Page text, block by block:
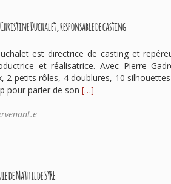
Duchalet, responsable de casting
est directrice de casting et
et réalisatrice. Avec Pierre
2 petits rôles, 4 doublures, 10
pour parler de son En
[…]
de Mathilde SYRE